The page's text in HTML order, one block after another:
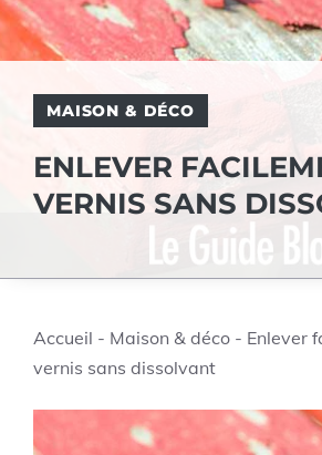
MAISON & DÉCO
ENLEVER
VERNIS SANS
Accueil - Maison & déco - Enlever
vernis sans dissolvant